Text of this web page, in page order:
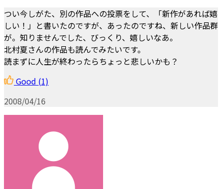
つい今しがた、別の作品への投票をして、「新作があれば嬉
しい！」と書いたのですが、あったのですね、新しい作品群
が。知りませんでした、びっくり、嬉しいなあ。
北村夏さんの作品も読んでみたいです。
読まずに人生が終わったらちょっと悲しいかも？
Good (1)
2008/04/16